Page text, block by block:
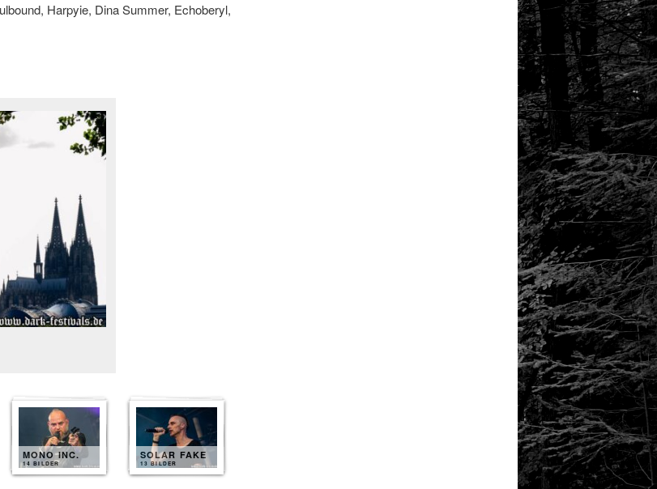
Harpyie, Dina Summer, Echoberyl,
MONO INC.
14 BILDER
SOLAR FAKE
13 BILDER